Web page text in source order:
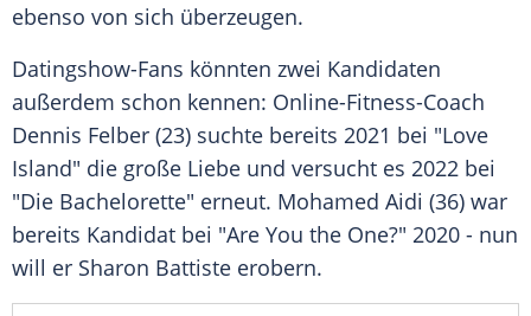
ebenso von sich überzeugen.
Datingshow-Fans könnten zwei Kandidaten
außerdem schon kennen: Online-Fitness-Coach
Dennis Felber (23) suchte bereits 2021 bei "Love
Island" die große Liebe und versucht es 2022 bei
"Die Bachelorette" erneut. Mohamed Aidi (36) war
bereits Kandidat bei "Are You the One?" 2020 - nun
will er Sharon Battiste erobern.